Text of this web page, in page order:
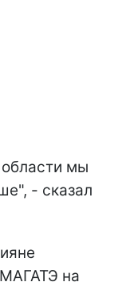
мы
- сказал
на